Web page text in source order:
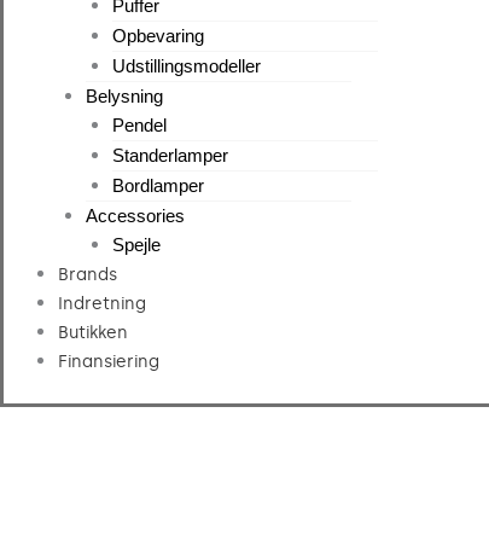
Puffer
Opbevaring
Udstillingsmodeller
Belysning
Pendel
Standerlamper
Bordlamper
Accessories
Spejle
Brands
Indretning
Butikken
Finansiering